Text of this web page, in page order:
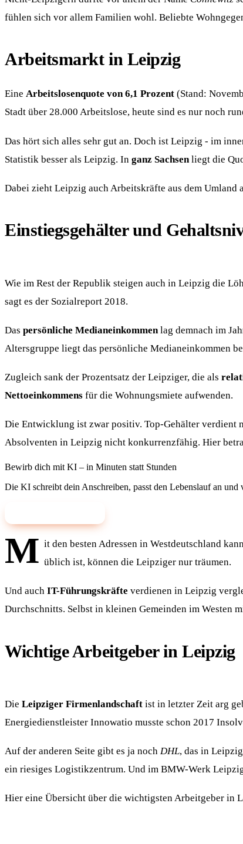
fühlen sich vor allem Familien wohl. Beliebte
Arbeitsmarkt in Leipzig
Eine Arbeitslosenquote von 6,1 Prozent (Stand:
Stadt über 28.000 Arbeitslose, heute sind es nur noch
Das hört sich alles sehr gut an. Doch ist Leipzig - im
Statistik besser als Leipzig. In ganz Sachsen liegt die
Dabei zieht Leipzig auch Arbeitskräfte aus dem Umland
Einstiegsgehälter und
Wie im Rest der Republik steigen auch in Leipzig die
sagt es der Sozialreport 2018.
Das persönliche Medianeinkommen lag demnach im
Altersgruppe liegt das persönliche Medianeinkommen
Zugleich sank der Prozentsatz der Leipziger, die als
Nettoeinkommens für die Wohnungsmiete aufwenden.
Die Entwicklung ist zwar positiv. Top-Gehälter
Absolventen in Leipzig nicht konkurrenzfähig. Hier
Bewirb dich mit KI – in Minuten statt Stunden
Die KI schreibt dein Anschreiben, passt den Lebenslauf an und
M it den besten Adressen in Westdeutschland
üblich ist, können die Leipziger nur träumen.
Und auch IT-Führungskräfte verdienen in Leipzig
Durchschnitts. Selbst in kleinen Gemeinden im Westen
Wichtige Arbeitgeber in Leipzig
Die Leipziger Firmenlandschaft ist in letzter Zeit arg
Energiedienstleister Innowatio musste schon 2017
Auf der anderen Seite gibt es ja noch DHL, das in
ein riesiges Logistikzentrum. Und im BMW-Werk
Hier eine Übersicht über die wichtigsten Arbeitgeber in